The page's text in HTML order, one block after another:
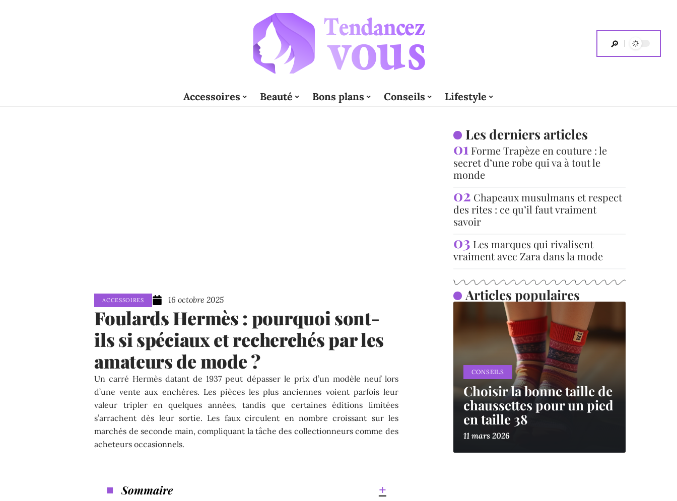
Accessoires Beauté Bons plans Conseils Lifestyle
ACCESSOIRES 16 octobre 2025
Foulards Hermès : pourquoi sont-
ils si spéciaux et ​​recherchés par les
amateurs de mode ?
Un carré Hermès datant de 1937 peut dépasser le prix d’un modèle neuf lors
d’une vente aux enchères. Les pièces les plus anciennes voient parfois leur
valeur tripler en quelques années, tandis que certaines éditions limitées
s’arrachent dès leur sortie. Les faux circulent en nombre croissant sur les
marchés de seconde main, compliquant la tâche des collectionneurs comme des
acheteurs occasionnels.
Sommaire
Les derniers articles
Forme Trapèze en couture : le
secret d’une robe qui va à tout le
monde
Chapeaux musulmans et respect
des rites : ce qu’il faut vraiment
savoir
Les marques qui rivalisent
vraiment avec Zara dans la mode
Articles populaires
CONSEILS
Choisir la bonne taille de
chaussettes pour un pied
en taille 38
11 mars 2026